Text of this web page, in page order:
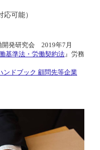
可能）
開発研究会 2019年7月
基準法・労働契約法』労務
ンドブック 顧問先等企業